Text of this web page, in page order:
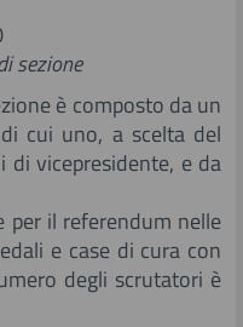
sezione
è composto da un
cui uno, a scelta del
di vicepresidente, e da
il referendum nelle
e case di cura con
degli scrutatori è